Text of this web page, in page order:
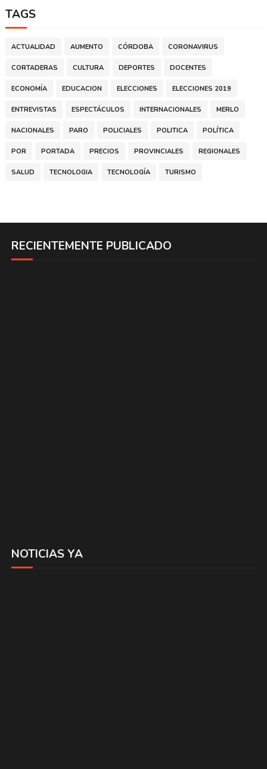
TAGS
ACTUALIDAD AUMENTO CÓRDOBA CORONAVIRUS
CORTADERAS CULTURA DEPORTES DOCENTES
ECONOMÍA EDUCACION ELECCIONES ELECCIONES 2019
ENTREVISTAS ESPECTÁCULOS INTERNACIONALES MERLO
NACIONALES PARO POLICIALES POLITICA POLÍTICA
POR PORTADA PRECIOS PROVINCIALES REGIONALES
SALUD TECNOLOGIA TECNOLOGÍA TURISMO
RECIENTEMENTE PUBLICADO
NOTICIAS YA